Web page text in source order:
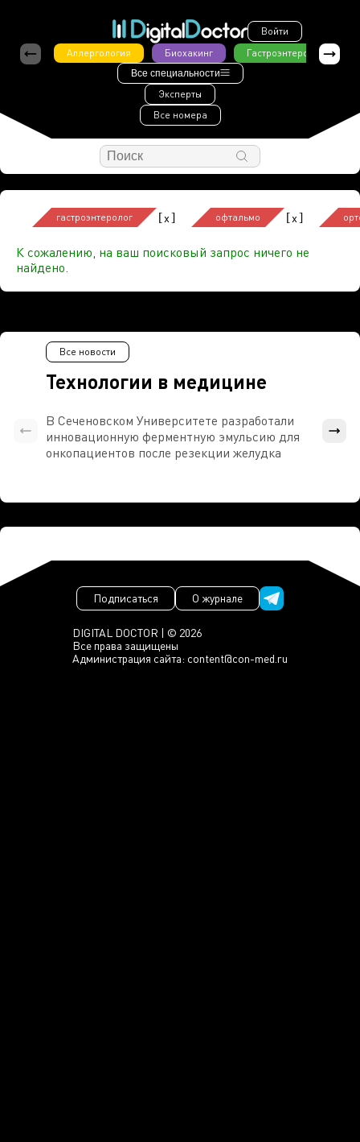
Войти
Аллергология
Биохакинг Гастроэнтерология
Все специальности
Эксперты
Все номера
гастроэнтеролог [x] офтальмо [x]
К сожалению, на ваш поисковый запрос ничего не
найдено.
Технологии в медицине
Все новости
В Сеченовском Университете разработали
инновационную ферментную эмульсию для
онкопациентов после резекции желудка
DIGITAL DOCTOR | © 2026
Все права защищены
Администрация сайта: content@con-med.ru
Подписаться О журнале